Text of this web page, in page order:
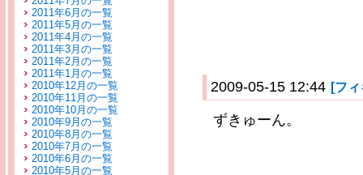
2011年6月の一覧
2011年5月の一覧
2011年4月の一覧
2011年3月の一覧
2011年2月の一覧
2011年1月の一覧
2010年12月の一覧
2010年11月の一覧
2010年10月の一覧
2010年9月の一覧
2010年8月の一覧
2010年7月の一覧
2010年6月の一覧
2010年5月の一覧
2009-05-15 12:44 [フ
ずきゅーん。